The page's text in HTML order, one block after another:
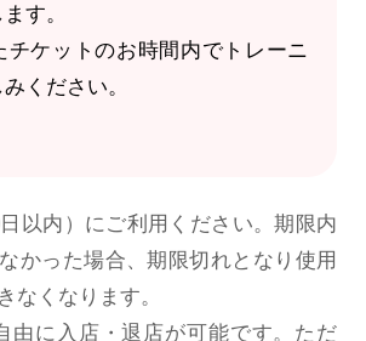
す。
チケットのお時間内でトレーニ
ください。
以内）にご利用ください。期限内
かった場合、期限切れとなり使用
なくなります。
由に入店・退店が可能です。ただ